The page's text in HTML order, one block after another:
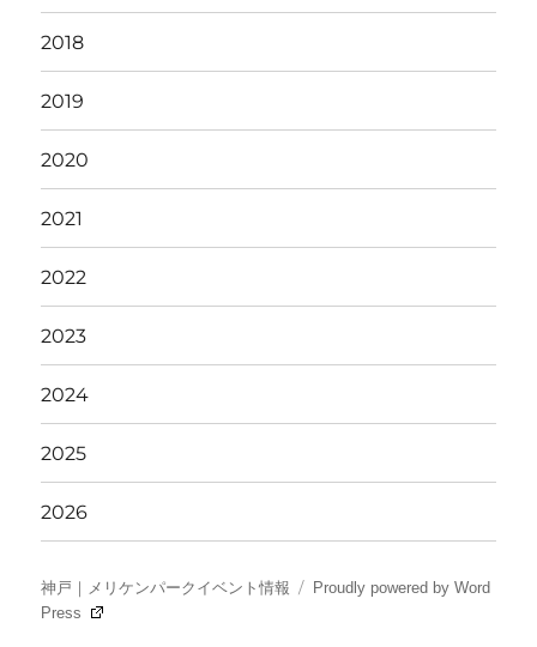
2018
2019
2020
2021
2022
2023
2024
2025
2026
神戸｜メリケンパークイベント情報
Proudly powered by Word
Press